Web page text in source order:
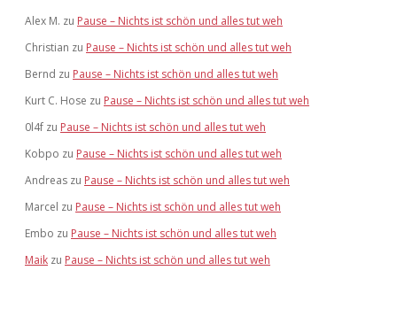
Alex M. zu Pause – Nichts ist schön und alles tut weh
Christian zu Pause – Nichts ist schön und alles tut weh
Bernd zu Pause – Nichts ist schön und alles tut weh
Kurt C. Hose zu Pause – Nichts ist schön und alles tut weh
0l4f zu Pause – Nichts ist schön und alles tut weh
Kobpo zu Pause – Nichts ist schön und alles tut weh
Andreas zu Pause – Nichts ist schön und alles tut weh
Marcel zu Pause – Nichts ist schön und alles tut weh
Embo zu Pause – Nichts ist schön und alles tut weh
Maik zu Pause – Nichts ist schön und alles tut weh